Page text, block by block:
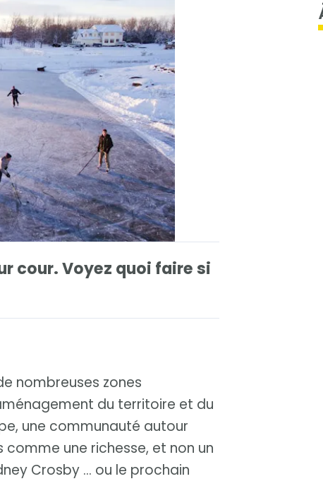
cour. Voyez quoi faire si
nombreuses zones
du territoire et du
une communauté autour
une richesse, et non un
Crosby ... ou le prochain